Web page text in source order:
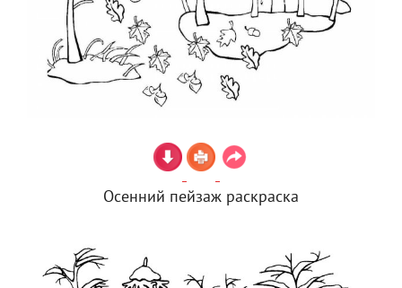
Осенний пейзаж раскраска